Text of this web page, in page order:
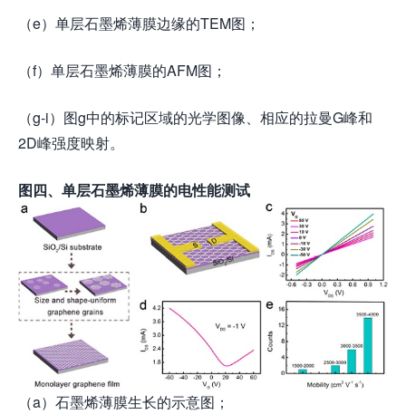
（e）单层石墨烯薄膜边缘的TEM图；
（f）单层石墨烯薄膜的AFM图；
（g-i）图g中的标记区域的光学图像、相应的拉曼G峰和
2D峰强度映射。
图四、单层石墨烯薄膜的电性能测试
（a）石墨烯薄膜生长的示意图；